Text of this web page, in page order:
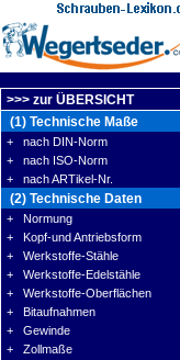
>>> zur ÜBERSICHT
(1) Technische Maße
+ nach DIN-Norm
+ nach ISO-Norm
+ nach ARTikel-Nr.
(2) Technische Daten
+ Normung
+ Kopf-und Antriebsform
+ Werkstoffe-Stähle
+ Werkstoffe-Edelstähle
+ Werkstoffe-Oberflächen
+ Bitaufnahmen
+ Gewinde
+ Zollmaße